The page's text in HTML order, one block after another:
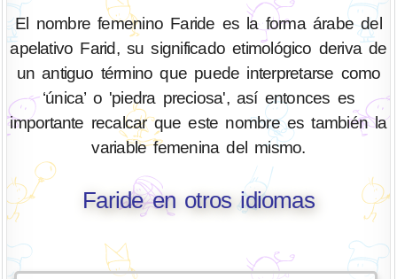
El nombre femenino Faride es la forma árabe del
apelativo Farid, su significado etimológico deriva de
un antiguo término que puede interpretarse como
‘única’ o 'piedra preciosa', así entonces es
importante recalcar que este nombre es también la
variable femenina del mismo.
Faride en otros idiomas